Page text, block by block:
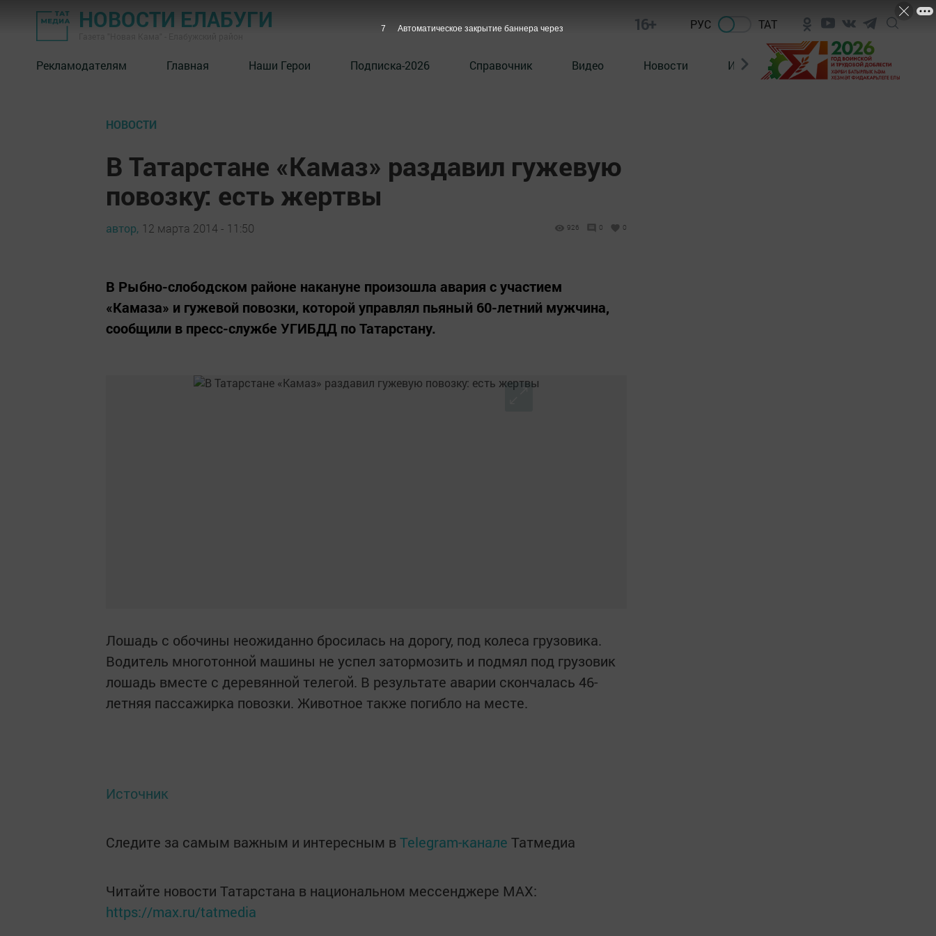
НОВОСТИ ЕЛАБУГИ 16+ РУС ТАТ
Рекламодателям Главная Наши Герои Подписка-2026 Справочник Видео Новости Из зала суда
НОВОСТИ
В Татарстане «Камаз» раздавил гужевую
повозку: есть жертвы
автор, 12 марта 2014 - 11:50 926 0 0
В Рыбно-слободском районе накануне произошла авария с участием
«Камаза» и гужевой повозки, которой управлял пьяный 60-летний мужчина,
сообщили в пресс-службе УГИБДД по Татарстану.
Лошадь с обочины неожиданно бросилась на дорогу, под колеса грузовика.
Водитель многотонной машины не успел затормозить и подмял под грузовик
лошадь вместе с деревянной телегой. В результате аварии скончалась 46-
летняя пассажирка повозки. Животное также погибло на месте.
Источник
Следите за самым важным и интересным в Telegram-канале Татмедиа
Читайте новости Татарстана в национальном мессенджере MАХ:
https://max.ru/tatmedia
6 Автоматическое закрытие баннера через